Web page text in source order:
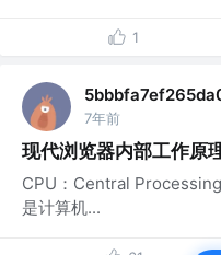
1
7年前
现代浏览器内部工作原
CPU：Central
是计算机...